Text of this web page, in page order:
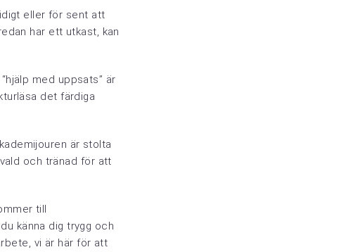
eller för sent att
har ett utkast, kan
med uppsats” är
det färdiga
är stolta
och tränad för att
till
känna dig trygg och
vi är här för att